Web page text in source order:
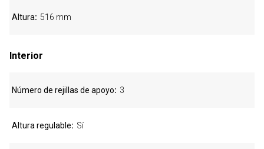
Altura 516 mm
Interior
Número de rejillas de apoyo 3
Altura regulable Sí